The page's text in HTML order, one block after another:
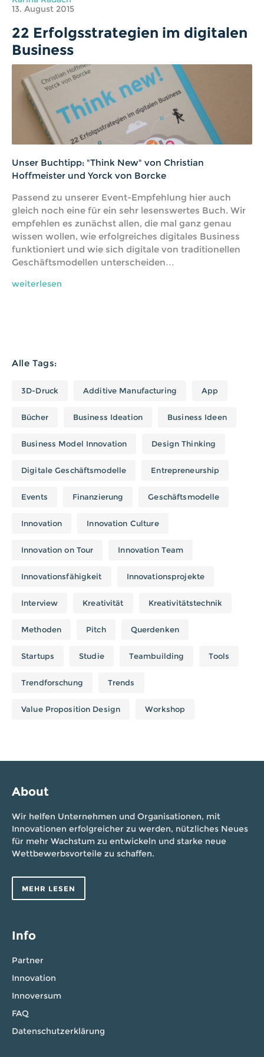
13. August 2015
22 Erfolgsstrategien im digitalen
Business
Unser Buchtipp: "Think New" von Christian
Hoffmeister und Yorck von Borcke
Passend zu unserer Event-Empfehlung hier auch
gleich noch eine für ein sehr lesenswertes Buch. Wir
empfehlen es zunächst allen, die mal ganz genau
wissen wollen, wie erfolgreiches digitales Business
funktioniert und wie sich digitale von traditionellen
Geschäftsmodellen unterscheiden…
weiterlesen
Alle Tags:
3D-Druck Additive Manufacturing App
Bücher Business Ideation Business Ideen
Business Model Innovation Design Thinking
Digitale Geschäftsmodelle Entrepreneurship
Events Finanzierung Geschäftsmodelle
Innovation Innovation Culture
Innovation on Tour Innovation Team
Innovationsfähigkeit Innovationsprojekte
Interview Kreativität Kreativitätstechnik
Methoden Pitch Querdenken
Startups Studie Teambuilding Tools
Trendforschung Trends
Value Proposition Design Workshop
About
Wir helfen Unternehmen und Organisationen, mit
Innovationen erfolgreicher zu werden, nützliches Neues
für mehr Wachstum zu entwickeln und starke neue
Wettbewerbsvorteile zu schaffen.
MEHR LESEN
Info
Partner
Innovation
Innoversum
FAQ
Datenschutzerklärung